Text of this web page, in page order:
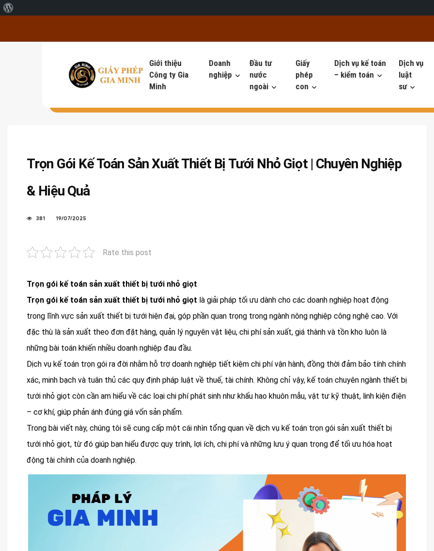
Giới thiệu
Công ty Gia
Minh
Doanh
nghiệp
Đầu tư
nước
ngoài
Giấy
phép
con
Dịch vụ kế toán
– kiểm toán
Dịch vụ
luật
sư
Trọn Gói Kế Toán Sản Xuất Thiết Bị Tưới Nhỏ Giọt | Chuyên Nghiệp
& Hiệu Quả
381 19/07/2025
Rate this post
Trọn gói kế toán sản xuất thiết bị tưới nhỏ giọt
Trọn gói kế toán sản xuất thiết bị tưới nhỏ giọt là giải pháp tối ưu dành cho các doanh nghiệp hoạt động
trong lĩnh vực sản xuất thiết bị tưới hiện đại, góp phần quan trọng trong ngành nông nghiệp công nghệ cao. Với
đặc thù là sản xuất theo đơn đặt hàng, quản lý nguyên vật liệu, chi phí sản xuất, giá thành và tồn kho luôn là
những bài toán khiến nhiều doanh nghiệp đau đầu.
Dịch vụ kế toán trọn gói ra đời nhằm hỗ trợ doanh nghiệp tiết kiệm chi phí vận hành, đồng thời đảm bảo tính chính
xác, minh bạch và tuân thủ các quy định pháp luật về thuế, tài chính. Không chỉ vậy, kế toán chuyên ngành thiết bị
tưới nhỏ giọt còn cần am hiểu về các loại chi phí phát sinh như khấu hao khuôn mẫu, vật tư kỹ thuật, linh kiện điện
– cơ khí, giúp phản ánh đúng giá vốn sản phẩm.
Trong bài viết này, chúng tôi sẽ cung cấp một cái nhìn tổng quan về dịch vụ kế toán trọn gói sản xuất thiết bị
tưới nhỏ giọt, từ đó giúp bạn hiểu được quy trình, lợi ích, chi phí và những lưu ý quan trọng để tối ưu hóa hoạt
động tài chính của doanh nghiệp.